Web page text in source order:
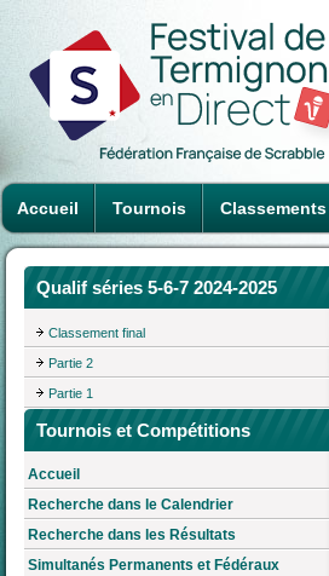
Accueil Tournois Classements
Qualif séries 5-6-7 2024-2025
Classement final
Partie 2
Partie 1
Tournois et Compétitions
Accueil
Recherche dans le Calendrier
Recherche dans les Résultats
Simultanés Permanents et Fédéraux